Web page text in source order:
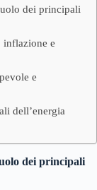
dei principali
inflazione e
e
dell’energia
dei principali